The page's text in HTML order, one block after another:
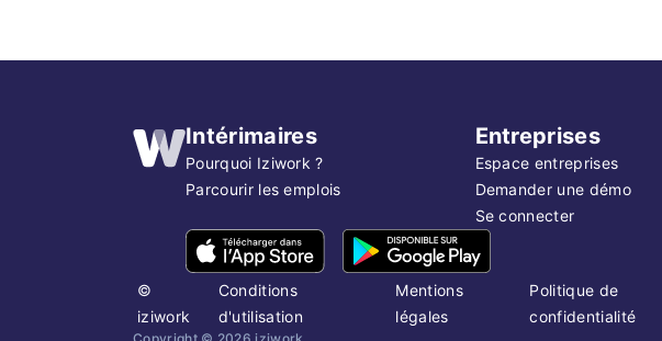
Intérimaires
Pourquoi Iziwork ?
Parcourir les emplois
Entreprises
Espace entreprises
Demander une démo
Se connecter
©
iziwork
Conditions
d'utilisation
Mentions
légales
Politique de
confidentialité